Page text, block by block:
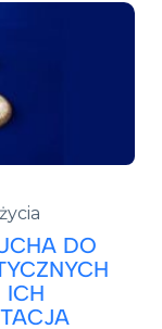
DO
ICH